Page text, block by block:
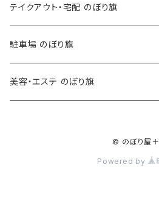
テイクアウト・宅配 のぼり旗
駐車場 のぼり旗
美容・エステ のぼり旗
© のぼり屋＋
Powered by